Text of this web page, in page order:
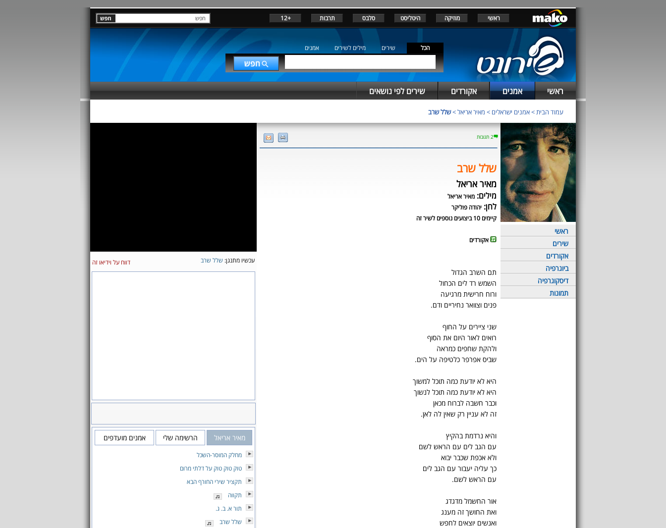
ראשי מוזיקה היטליסט סלבס תרבות +12
הכל שירים מילים לשירים אמנים
ראשי אמנים אקורדים שירים לפי נושאים
עמוד הבית>אמנים ישראלים > מאיר אריאל>שלל שרב
ראשי
שירים
אקורדים
ביוגרפיה
דיסקוגרפיה
תמונות
2 תגובות
שלל שרב
מאיר אריאל
מילים: מאיר אריאל
לחן: יהודה פוליקר
קיימים 10 ביצועים נוספים לשיר זה
אקורדים
תם השרב הגדול
השמש רד לים הכחול
ורוח חרישית מרגיעה
פנים וצוואר נחיריים ודם.
שני ציירים על החוף
רואים לאור היום את הסוף
ולהקת שחפים כמראה
שביס אפרפר כלטיפה על הים.
היא לא יודעת כמה תוכל למשוך
היא לא יודעת כמה תוכל לנשוך
וכבר חשבה לברוח מכאן
זה לא עניין רק שאין לה לאן.
והיא נרדמת בהקיץ
עם הגב לים עם הראש לשם
ולא אכפת שכבר יבוא
כך עליה יעבור עם הגב לים
עם הראש לשם.
אור החשמל מדגדג
ואת החושך זה מענג
ואנשים יוצאים לחפש
עכשיו מתנגן: שלל שרב דווח על וידיאו זה
מאיר אריאל הרשימה שלי אמנים מועדפים
מחלק המוסר-השכל
טוק טוק טוק על דלתי מרום
תקציר שירי החורף הבא
תקווה
תור א. ב. ג.
שלל שרב